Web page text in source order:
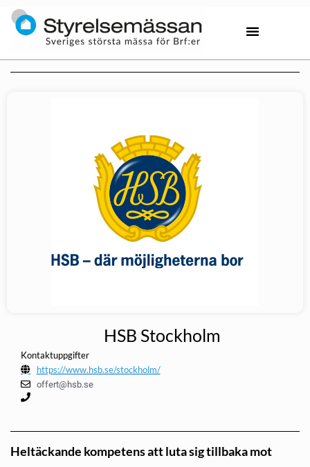
HSB Stockholm
Kontaktuppgifter
https://www.hsb.se/stockholm/
offert@hsb.se
Heltäckande kompetens att luta sig tillbaka mot